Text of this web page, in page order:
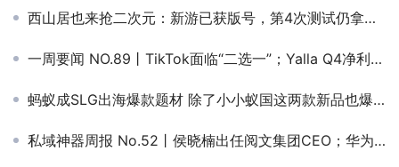
西山居也来抢二次元：新游已获版号，第4次测试仍拿下TapTap 9分
一周要闻 NO.89丨TikTok面临“二选一”；Yalla Q4净利增79%；ShortTV登顶美国下载榜​
蚂蚁成SLG出海爆款题材 除了小小蚁国这两款新品也爆了
私域神器周报 No.52丨侯晓楠出任阅文集团CEO；华为推出分布式数据库GaussDB